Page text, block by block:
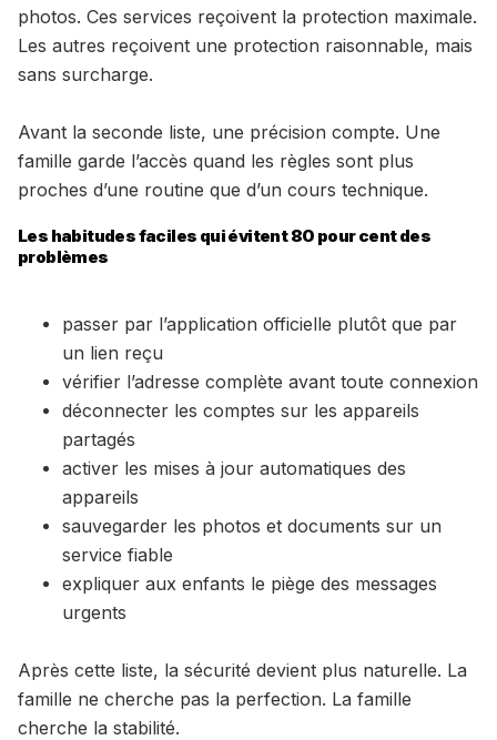
photos. Ces services reçoivent la protection maximale.
Les autres reçoivent une protection raisonnable, mais
sans surcharge.
Avant la seconde liste, une précision compte. Une
famille garde l’accès quand les règles sont plus
proches d’une routine que d’un cours technique.
Les habitudes faciles qui évitent 80 pour cent des
problèmes
passer par l’application officielle plutôt que par
un lien reçu
vérifier l’adresse complète avant toute connexion
déconnecter les comptes sur les appareils
partagés
activer les mises à jour automatiques des
appareils
sauvegarder les photos et documents sur un
service fiable
expliquer aux enfants le piège des messages
urgents
Après cette liste, la sécurité devient plus naturelle. La
famille ne cherche pas la perfection. La famille
cherche la stabilité.